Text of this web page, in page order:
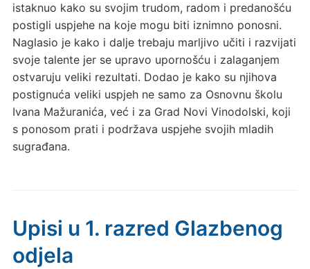
istaknuo kako su svojim trudom, radom i predanošću
postigli uspjehe na koje mogu biti iznimno ponosni.
Naglasio je kako i dalje trebaju marljivo učiti i razvijati
svoje talente jer se upravo upornošću i zalaganjem
ostvaruju veliki rezultati. Dodao je kako su njihova
postignuća veliki uspjeh ne samo za Osnovnu školu
Ivana Mažuranića, već i za Grad Novi Vinodolski, koji
s ponosom prati i podržava uspjehe svojih mladih
sugrađana.
Upisi u 1. razred Glazbenog
odjela